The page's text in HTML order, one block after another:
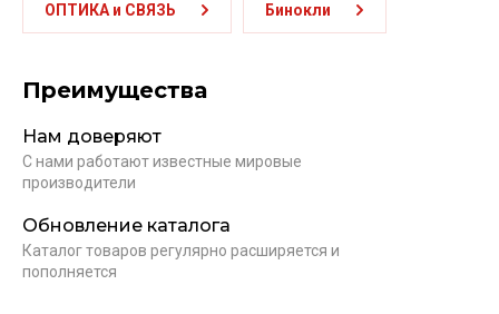
ОПТИКА и СВЯЗЬ Бинокли
Преимущества
Нам доверяют
С нами работают известные мировые
производители
Обновление каталога
Каталог товаров регулярно расширяется и
пополняется